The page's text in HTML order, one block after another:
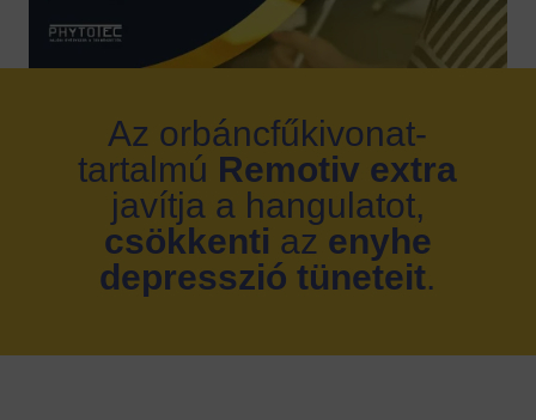
Az orbáncfűkivonat-
tartalmú Remotiv extra
javítja a hangulatot,
csökkenti az enyhe
depresszió tüneteit.